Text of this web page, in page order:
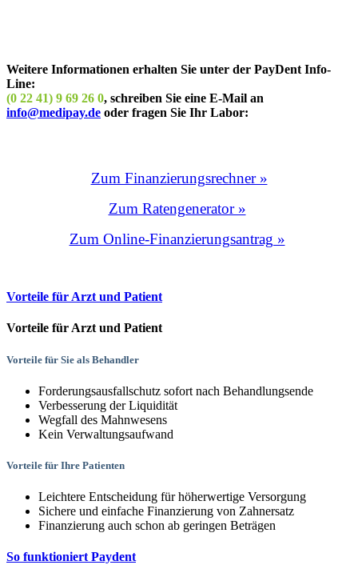
Weitere Informationen erhalten Sie unter der PayDent Info-
Line:
(0 22 41) 9 69 26 0, schreiben Sie eine E-Mail an
info@medipay.de oder fragen Sie Ihr Labor:
Zum Finanzierungsrechner »
Zum Ratengenerator »
Zum Online-Finanzierungsantrag »
Vorteile für Arzt und Patient
Vorteile für Arzt und Patient
Vorteile für Sie als Behandler
Forderungsausfallschutz sofort nach Behandlungsende
Verbesserung der Liquidität
Wegfall des Mahnwesens
Kein Verwaltungsaufwand
Vorteile für Ihre Patienten
Leichtere Entscheidung für höherwertige Versorgung
Sichere und einfache Finanzierung von Zahnersatz
Finanzierung auch schon ab geringen Beträgen
So funktioniert Paydent